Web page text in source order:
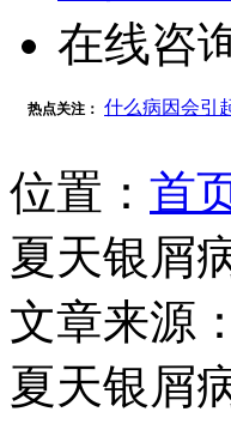
在线咨
热点关注： 什么病因会引
位置： 首
夏天银屑
文章来源
夏天银屑